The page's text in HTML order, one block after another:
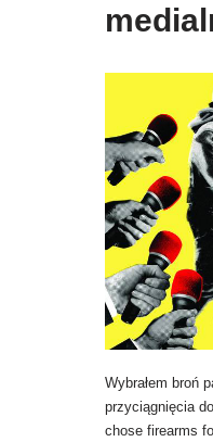
Wybrałem broń
przyciągnięcia
chose firearms